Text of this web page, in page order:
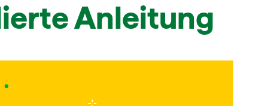
Anleitung